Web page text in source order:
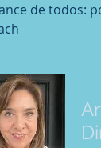
de todos: